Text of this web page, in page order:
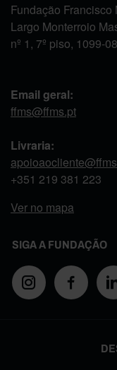
Fundação
Largo Monterroio
nº 1, 7º piso, 1099-
Email geral:
ffms@ffms.pt
Livraria:
+351 219 381 223
Ver no mapa
SIGA A FUNDAÇÃO